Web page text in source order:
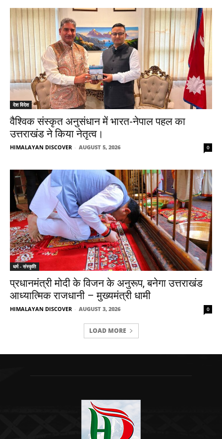
देश विदेश
वैश्विक संस्कृत अनुसंधान में भारत-नेपाल पहल का
उत्तराखंड ने किया नेतृत्व।
HIMALAYAN DISCOVER - AUGUST 5, 2026 0
धर्म - संस्कृति
प्रधानमंत्री मोदी के विजन के अनुरूप, बनेगा उत्तराखंड
आध्यात्मिक राजधानी – मुख्यमंत्री धामी
HIMALAYAN DISCOVER - AUGUST 3, 2026 0
LOAD MORE